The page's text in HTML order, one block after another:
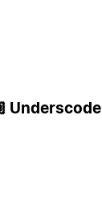
Underscode